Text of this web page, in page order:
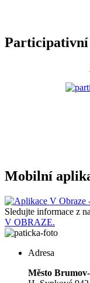
Participativní
Mobilní
Sledujte informace z
V OBRAZE.
Adresa
Město